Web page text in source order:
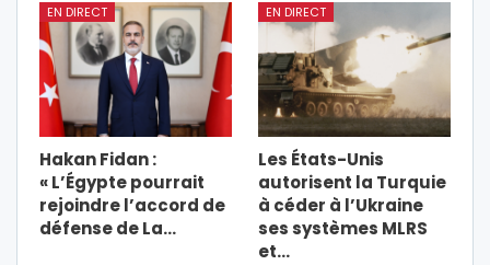
EN DIRECT
Hakan Fidan :
« L’Égypte pourrait
rejoindre l’accord de
défense de La…
EN DIRECT
Les États-Unis
autorisent la Turquie
à céder à l’Ukraine
ses systèmes MLRS
et…